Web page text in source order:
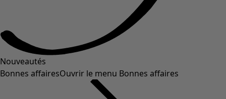
Nouveautés
Bonnes affairesOuvrir le menu Bonnes affaires